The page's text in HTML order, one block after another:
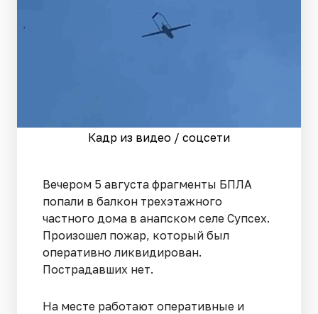
Кадр из видео / соцсети
Вечером 5 августа фрагменты БПЛА
попали в балкон трехэтажного
частного дома в анапском селе Супсех.
Произошел пожар, который был
оперативно ликвидирован.
Пострадавших нет.
На месте работают оперативные и